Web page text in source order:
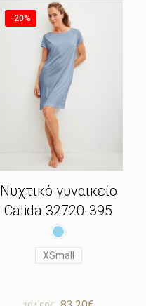
-20%
Νυχτικό γυναικείο
Calida 32720-395
XSmall